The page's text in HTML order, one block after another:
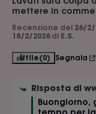
mettere in
Recensione del 26/2/
18/2/2026 di E.S.
Utile(0) Segnala
Risposta di
Buongiorno,